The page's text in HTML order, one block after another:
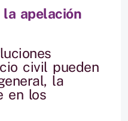
la apelación
civil pueden
la
en los